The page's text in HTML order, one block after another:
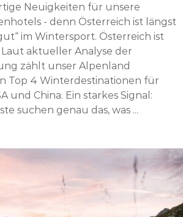
Neuigkeiten für unsere
- denn Österreich ist längst
im Wintersport. Österreich ist
aktueller Analyse der
zählt unser Alpenland
Top 4 Winterdestinationen für
und China. Ein starkes Signal:
suchen genau das, was ...